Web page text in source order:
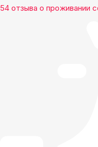
54 отзыва о проживании